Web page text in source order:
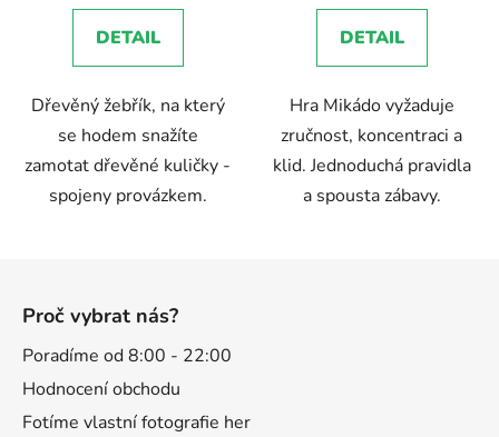
5,0
z
hvězdiček.
DETAIL
Dřevěný žebřík, na který
se hodem snažíte
zamotat dřevěné kuličky -
spojeny provázkem.
5,0
z
hvězdiček.
DETAIL
Hra Mikádo vyžaduje
zručnost, koncentraci a
klid. Jednoduchá pravidla
a spousta zábavy.
Proč vybrat nás?
Poradíme od 8:00 - 22:00
Hodnocení obchodu
Fotíme vlastní fotografie her